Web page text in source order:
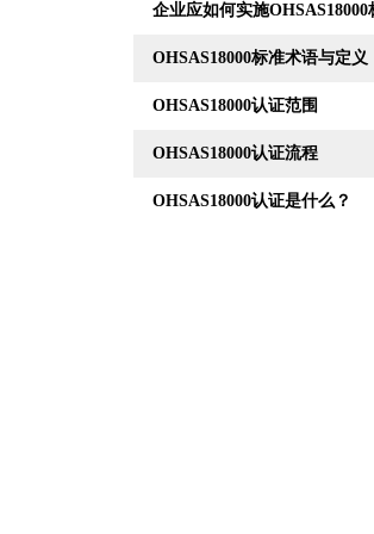
企业应如何实施OHSAS18000
OHSAS18000标准术语与定义
OHSAS18000认证范围
OHSAS18000认证流程
OHSAS18000认证是什么？